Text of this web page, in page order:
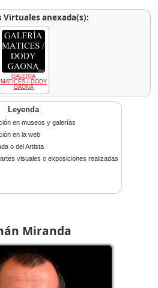
Miranda
Virtuales anexada(s):
GALERÍA
MATICES / DODY
GAONA
Leyenda
en museos y galerías
en la web
o del Artista
visuales o exposiciones realizadas